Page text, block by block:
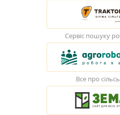
Сервіс пошуку
Все про